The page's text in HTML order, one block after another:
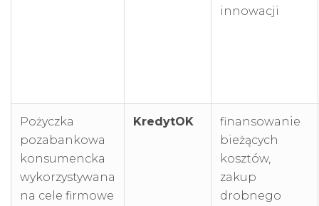
innowacji
Pożyczka
pozabankowa
konsumencka
wykorzystywana
na cele firmowe
KredytOK
finansowanie
bieżących
kosztów,
zakup
drobnego